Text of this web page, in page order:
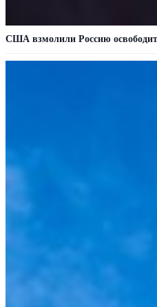
США взмолили Россию